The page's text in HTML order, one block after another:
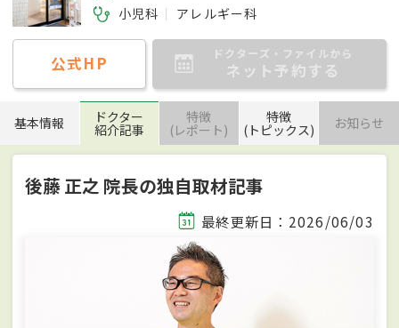
小児科
アレルギー科
公式HP ドクターズ・ファイルから
ネット予約する
基本情報 ドクター
紹介記事
特徴
(レポート)
特徴
(トピックス) お知らせ
後藤 正之 院長の独自取材記事
最終更新日：2026/06/03